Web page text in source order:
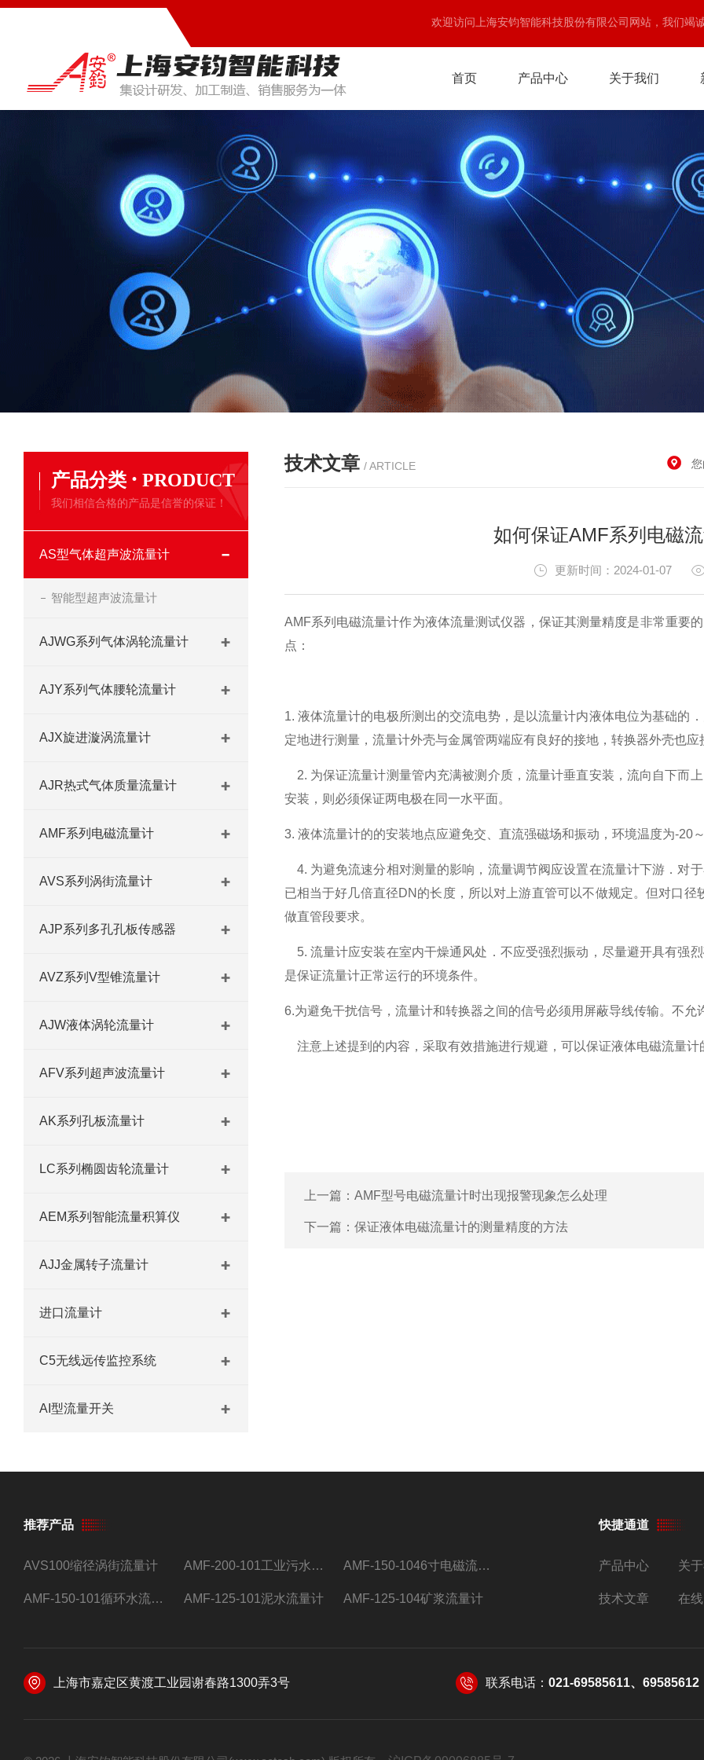
欢迎访问上海安钧智能科技股份有限公司网站，我们竭
首页 产品中心 关于我们
产品分类 · PRODUCT
我们相信合格的产品是信誉的保证！
AS型气体超声波流量计
智能型超声波流量计
AJWG系列气体涡轮流量计
AJY系列气体腰轮流量计
AJX旋进漩涡流量计
AJR热式气体质量流量计
AMF系列电磁流量计
AVS系列涡街流量计
AJP系列多孔孔板传感器
AVZ系列V型锥流量计
AJW液体涡轮流量计
AFV系列超声波流量计
AK系列孔板流量计
LC系列椭圆齿轮流量计
AEM系列智能流量积算仪
AJJ金属转子流量计
进口流量计
C5无线远传监控系统
AI型流量开关
技术文章 / ARTICLE
如何保证AMF系列电磁
更新时间：2024-01-07
AMF系列 电磁流量计作为液体流量测试仪器，保证其测量精度是非常重要
点：
1. 液体流量计的电极所测出的交流电势，是以流量计内液体电位为基础的
定地进行测量，流量计外壳与金属管两端应有良好的接地，转换器外壳也应
2. 为保证流量计测量管内充满被测介质，流量计垂直安装，流向自下而
安装，则必须保证两电极在同一水平面。
3. 液体流量计的的安装地点应避免交、直流强磁场和振动，环境温度为-20
4. 为避免流速分相对测量的影响，流量调节阀应设置在流量计下游．对
已相当于好几倍直径DN 的长度，所以对上游直管可以不做规定。但对口径
做直管段要求。
5. 流量计应安装在室内干燥通风处．不应受强烈振动，尽量避开具有强
是保证流量计正常运行的环境条件。
6.为避免干扰信号，流量计和转换器之间的信号必须用屏蔽导线传输。不
注意上述提到的内容，采取有效措施进行规避，可以保证液体电磁流量计
上一篇： AMF型号电磁流量计时出现报警现象怎么处理
下一篇： 保证液体电磁流量计的测量精度的方法
推荐产品
AVS100缩径涡街流量计 AMF-200-101工业污水流量计 AMF-150-1046寸电磁流量计
AMF-150-101循环水流量计,电磁流量计 AMF-125-101泥水流量计 AMF-125-104矿浆流量计
快捷通道
产品中心 关
技术文章 在
上海市嘉定区黄渡工业园谢春路1300弄3号 联系电话： 021-69585611、69585612